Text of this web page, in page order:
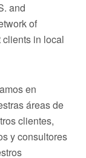
and
of
in local
en
áreas de
clientes,
y consultores